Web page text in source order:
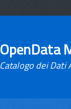
OpenData
Catalogo dei Dati